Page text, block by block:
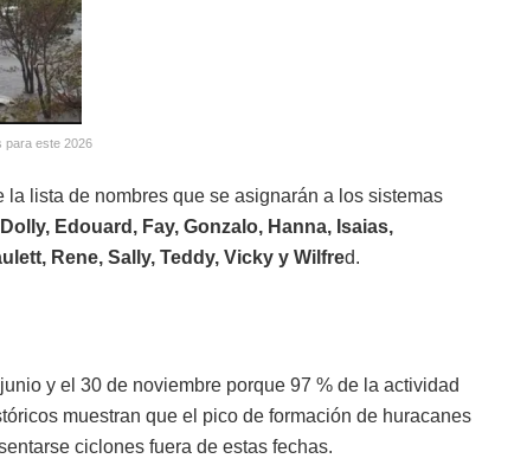
para este 2026
lista de nombres que se asignarán a los sistemas
Edouard, Fay, Gonzalo, Hanna, Isaias,
Rene, Sally, Teddy, Vicky y Wilfred.
y el 30 de noviembre porque 97 % de la actividad
muestran que el pico de formación de huracanes
ciclones fuera de estas fechas.